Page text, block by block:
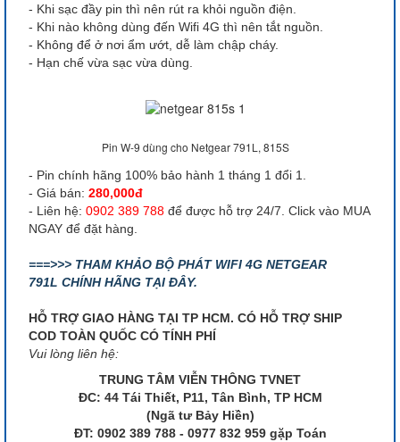
- Khi sạc đầy pin thì nên rút ra khỏi nguồn điện.
- Khi nào không dùng đến Wifi 4G thì nên tắt nguồn.
- Không để ở nơi ẩm ướt, dễ làm chập cháy.
- Hạn chế vừa sạc vừa dùng.
Pin W-9 dùng cho Netgear 791L, 815S
- Pin chính hãng 100% bảo hành 1 tháng 1 đổi 1.
- Giá bán: 280,000đ
- Liên hệ: 0902 389 788 để được hỗ trợ 24/7. Click vào MUA
NGAY để đặt hàng.
===>>> THAM KHẢO BỘ PHÁT WIFI 4G NETGEAR
791L CHÍNH HÃNG TẠI ĐÂY.
HỖ TRỢ GIAO HÀNG TẠI TP HCM. CÓ HỖ TRỢ SHIP
COD TOÀN QUỐC CÓ TÍNH PHÍ
Vui lòng liên hệ:
TRUNG TÂM VIỄN THÔNG TVNET
ĐC: 44 Tái Thiết, P11, Tân Bình, TP HCM
(Ngã tư Bảy Hiền)
ĐT: 0902 389 788 - 0977 832 959 gặp Toán